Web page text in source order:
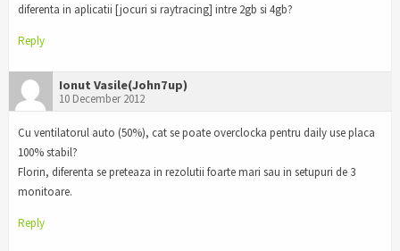
diferenta in aplicatii [jocuri si raytracing] intre 2gb si 4gb?
Reply
Ionut Vasile(John7up)
10 December 2012
Cu ventilatorul auto (50%), cat se poate overclocka pentru daily use placa
100% stabil?
Florin, diferenta se preteaza in rezolutii foarte mari sau in setupuri de 3
monitoare.
Reply